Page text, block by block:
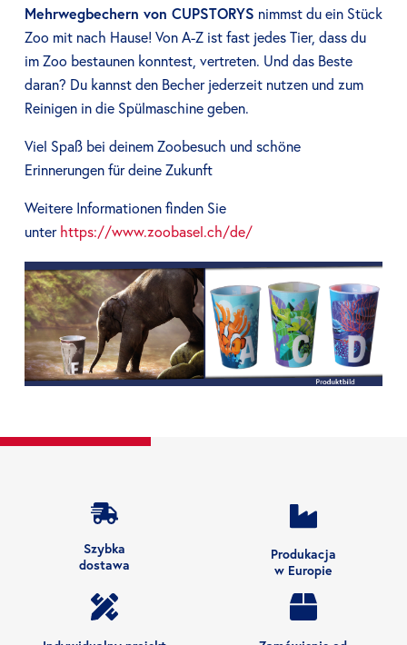
Mehrwegbechern von CUPSTORYS nimmst du ein Stück
Zoo mit nach Hause! Von A-Z ist fast jedes Tier, dass du
im Zoo bestaunen konntest, vertreten. Und das Beste
daran? Du kannst den Becher jederzeit nutzen und zum
Reinigen in die Spülmaschine geben.
Viel Spaß bei deinem Zoobesuch und schöne
Erinnerungen für deine Zukunft
Weitere Informationen finden Sie
unterhttps://www.zoobasel.ch/de/
Szybka
dostawa
Produkacja
w Europie